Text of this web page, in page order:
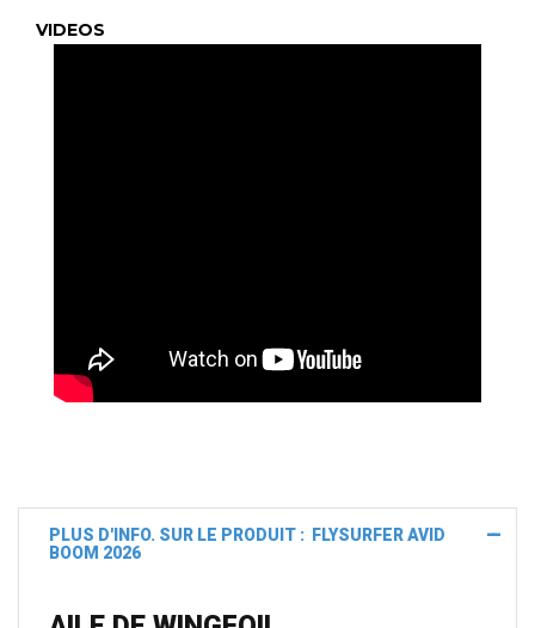
SPF 50+...
VIDEOS
PLUS D'INFO. SUR LE PRODUIT : FLYSURFER AVID
BOOM 2026